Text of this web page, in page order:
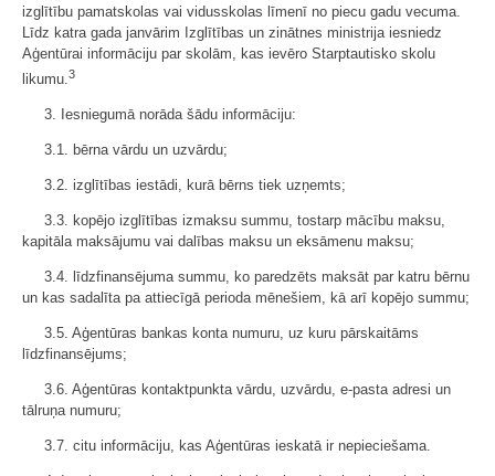
izglītību pamatskolas vai vidusskolas līmenī no piecu gadu vecuma.
Līdz katra gada janvārim Izglītības un zinātnes ministrija iesniedz
Aģentūrai informāciju par skolām, kas ievēro Starptautisko skolu
likumu. 3
3. Iesniegumā norāda šādu informāciju:
3.1. bērna vārdu un uzvārdu;
3.2. izglītības iestādi, kurā bērns tiek uzņemts;
3.3. kopējo izglītības izmaksu summu, tostarp mācību maksu,
kapitāla maksājumu vai dalības maksu un eksāmenu maksu;
3.4. līdzfinansējuma summu, ko paredzēts maksāt par katru bērnu
un kas sadalīta pa attiecīgā perioda mēnešiem, kā arī kopējo summu;
3.5. Aģentūras bankas konta numuru, uz kuru pārskaitāms
līdzfinansējums;
3.6. Aģentūras kontaktpunkta vārdu, uzvārdu, e-pasta adresi un
tālruņa numuru;
3.7. citu informāciju, kas Aģentūras ieskatā ir nepieciešama.